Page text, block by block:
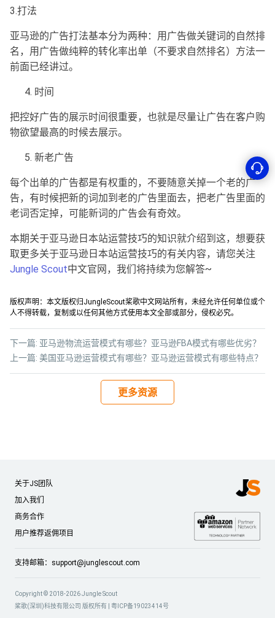
3.打法
亚马逊的广告打法基本分为两种：用广告做关键词的自然排
名，用广告做纯粹的转化率出单（不要求自然排名）方法一
前面已经讲过。
时间
把控好广告的展示时间很重要，也就是尽量让广告在客户购
物欲望最高的时候去展示。
新老广告
每个出单的广告都是有权重的，不要随意关掉一个老的广
告，有时候把新的词加到老的广告里面去，把老广告里面的
老词否定掉，可能新词的广告会有奇效。
本期关于亚马逊日本站运营技巧的知识就介绍到这，想要获
取更多关于亚马逊日本站运营技巧的有关内容，请您关注
Jungle Scout中文官网，我们将持续为您解答~
版权声明：本文版权归JungleScout桨歌中文网站所有，未经允许任何单位或个
人不得转载，复制或以任何其他方式使用本文全部或部分，侵权必究。
上一篇: 美国亚马逊运营模式有哪些？亚马逊运营模式有哪些特点？
下一篇: 亚马逊物流运营模式有哪些？亚马逊FBA模式有哪些优劣？
更多资源
关于JS团队
加入我们
商务合作
用户推荐返佣项目
支持邮箱： support@junglescout.com
Copyright © 2018-2026 Jungle Scout
桨歌(深圳)科技有限公司 版权所有 | 粤ICP备19023414号